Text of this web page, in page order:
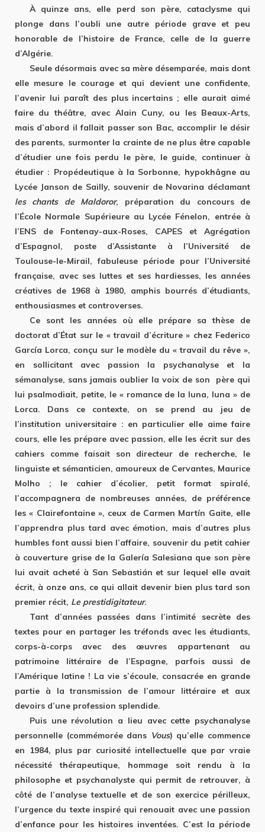
À quinze ans, elle perd son père, cataclysme qui
plonge dans l’oubli une autre période grave et peu
honorable de l’histoire de France, celle de la guerre
d’Algérie.
Seule désormais avec sa mère désemparée, mais dont
elle mesure le courage et qui devient une confidente,
l’avenir lui paraît des plus incertains ; elle aurait aimé
faire du théâtre, avec Alain Cuny, ou les Beaux-Arts,
mais d’abord il fallait passer son Bac, accomplir le désir
des parents, surmonter la crainte de ne plus être capable
d’étudier une fois perdu le père, le guide, continuer à
étudier : Propédeutique à la Sorbonne, hypokhâgne au
Lycée Janson de Sailly, souvenir de Novarina déclamant
les chants de
Maldoror, préparation du concours de
l’École Normale Supérieure au Lycée Fénelon, entrée à
l’ENS de Fontenay-aux-Roses, CAPES et Agrégation
d’Espagnol, poste d’Assistante à l’Université de
Toulouse-le-Mirail, fabuleuse période pour l’Université
française, avec ses luttes et ses hardiesses, les années
créatives de 1968 à 1980, amphis bourrés d’étudiants,
enthousiasmes et controverses.
Ce sont les années où elle prépare sa thèse de
doctorat d’État sur le « travail d’écriture » chez Federico
García Lorca, conçu sur le modèle du « travail du rêve »,
en sollicitant avec passion la psychanalyse et la
sémanalyse, sans jamais oublier la voix de son père qui
lui psalmodiait, petite, le « romance de la luna, luna » de
Lorca. Dans ce contexte, on se prend au jeu de
l’institution universitaire : en particulier elle aime faire
cours, elle les prépare avec passion, elle les écrit sur des
cahiers comme faisait son directeur de recherche, le
linguiste et sémanticien, amoureux de Cervantes, Maurice
Molho ; le cahier d’écolier, petit format spiralé,
l’accompagnera de nombreuses années, de préférence
les « Clairefontaine », ceux de Carmen Martín Gaite, elle
l’apprendra plus tard avec émotion, mais d’autres plus
humbles font aussi bien l’affaire, souvenir du petit cahier
à couverture grise de la Galería Salesiana que son père
lui avait acheté à San Sebastián et sur lequel elle avait
écrit, à onze ans, ce qui allait devenir bien plus tard son
premier récit, Le prestidigitateur.
Tant d’années passées dans l’intimité secrète des
textes pour en partager les tréfonds avec les étudiants,
corps-à-corps avec des œuvres appartenant au
patrimoine littéraire de l’Espagne, parfois aussi de
l’Amérique latine ! La vie s’écoule, consacrée en grande
partie à la transmission de l’amour littéraire et aux
devoirs d’une profession splendide.
Puis une révolution a lieu avec cette psychanalyse
personnelle (commémorée dans Vous) qu’elle commence
en 1984, plus par curiosité intellectuelle que par vraie
nécessité thérapeutique, hommage soit rendu à la
philosophe et psychanalyste qui permit de retrouver, à
côté de l’analyse textuelle et de son exercice périlleux,
l’urgence du texte inspiré qui renouait avec une passion
d’enfance pour les histoires inventées. C’est la période